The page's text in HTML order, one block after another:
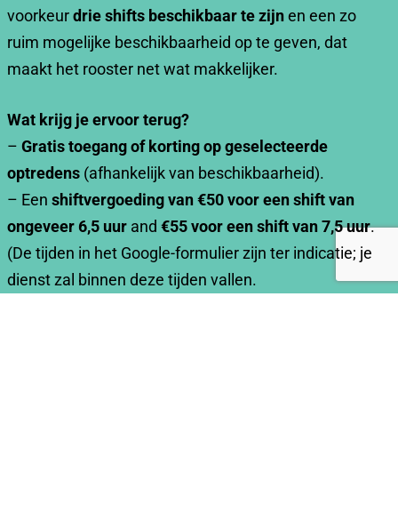
voorkeurdrie shifts beschikbaar te zijnen een zo
ruim mogelijke beschikbaarheid op te geven, dat
maakt het rooster net wat makkelijker.
Wat krijg je ervoor terug?
– Gratis toegang of korting op geselecteerde
optredens (afhankelijk van beschikbaarheid).
– Een shiftvergoeding van €50 voor een shift van
ongeveer 6,5 uur and €55 voor een shift van 7,5 uur.
(De tijden in het Google-formulier zijn ter indicatie; je
dienst zal binnen deze tijden vallen.